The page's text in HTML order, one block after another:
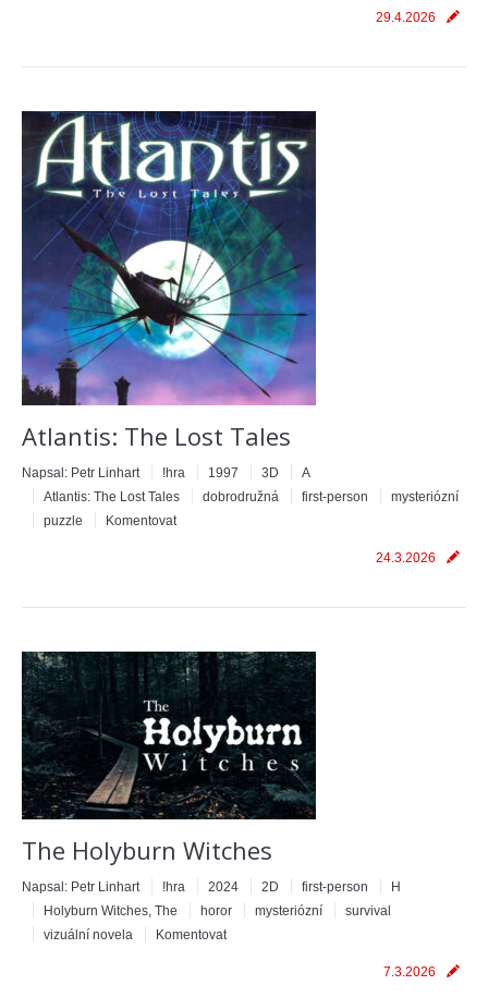
29.4.2026
Atlantis: The Lost Tales
Napsal: Petr Linhart !hra 1997 3D
A
Atlantis: The Lost Tales
dobrodružná first-person
mysteriózní
puzzle
Komentovat
24.3.2026
The Holyburn Witches
Napsal: Petr Linhart !hra 2024 2D first-person
H
Holyburn Witches, The
horor mysteriózní
survival
vizuální novela
Komentovat
7.3.2026